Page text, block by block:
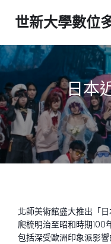
世新大學數位
日本
北師美術館盛大推出「
爬梳明治至昭和時期100
包括深受歐洲印象派影